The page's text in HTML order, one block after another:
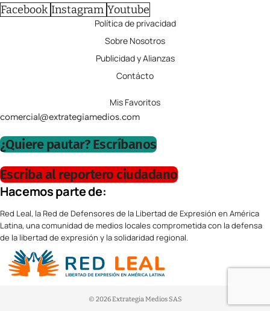
Facebook Instagram Youtube
Política de privacidad
Sobre Nosotros
Publicidad y Alianzas
Contácto
Mis Favoritos
comercial@extrategiamedios.com
¿Quiere pautar? Escríbanos
Escriba al reportero ciudadano
Hacemos parte de:
Red Leal, la Red de Defensores de la Libertad de Expresión en América
Latina, una comunidad de medios locales comprometida con la defensa
de la libertad de expresión y la solidaridad regional.
© 2026 Extrategia Medios SAS